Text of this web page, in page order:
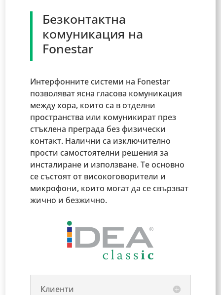
Безконтактна
комуникация на
Fonestar
Интерфонните системи на Fonestar
позволяват ясна гласова комуникация
между хора, които са в отделни
пространства или комуникират през
стъклена преграда без физически
контакт. Налични са изключително
прости самостоятелни решения за
инсталиране и използване. Те основно
се състоят от високоговорители и
микрофони, които могат да се свързват
жично и безжично.
Клиенти